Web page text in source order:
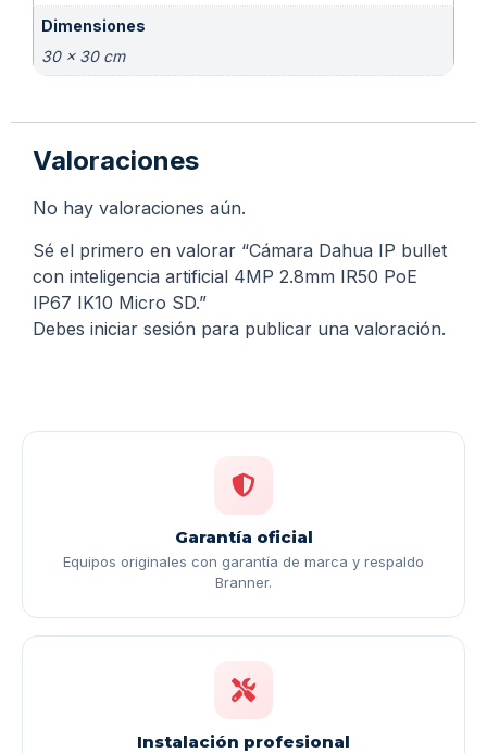
Dimensiones
30 × 30 cm
Valoraciones
No hay valoraciones aún.
Sé el primero en valorar “Cámara Dahua IP bullet
con inteligencia artificial 4MP 2.8mm IR50 PoE
IP67 IK10 Micro SD.”
Debes iniciar sesión para publicar una valoración.
Garantía oficial
Equipos originales con garantía de marca y respaldo
Branner.
Instalación profesional